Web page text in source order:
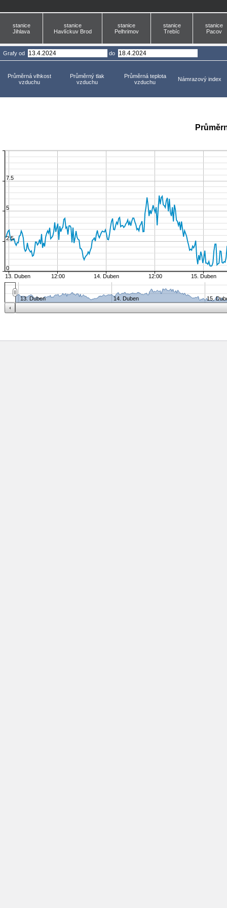
stanice
Jihlava
stanice
Havlíckuv Brod
stanice
Pelhrimov
stanice
Trebíc
stanice
Pacov
Grafy od do
Průměrná vlhkost
vzduchu
Průměrný tlak
vzduchu
Průměrná teplota
vzduchu
Námrazový index
13. Duben 12:00 14. Duben 12:00 15. Duben
0
2.5
5
7.5
13. Duben 14. Duben 15.